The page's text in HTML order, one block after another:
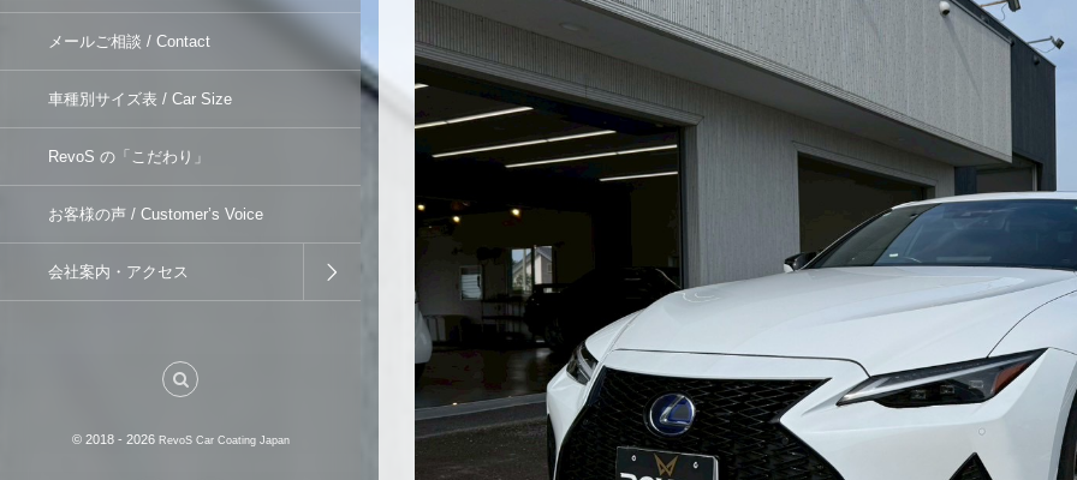
メールご相談 / Contact
車種別サイズ表 / Car Size
RevoS の「こだわり」
お客様の声 / Customer’s Voice
会社案内・アクセス
© 2018 - 2026 RevoS Car Coating Japan